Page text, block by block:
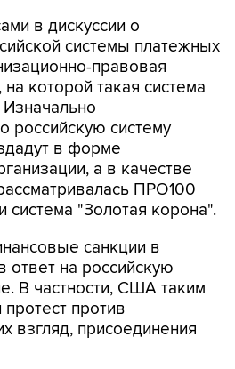
в дискуссии о
системы платежных
правовая
на которой такая система
Изначально
российскую систему
в форме
а в качестве
ПРО100
система "Золотая корона".
санкции в
ответ на российскую
В частности, США таким
против
взгляд, присоединения